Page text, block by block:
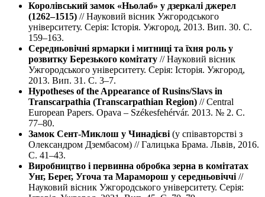
Королівський замок «Ньолаб» у дзеркалі джерел
(1262–1515) // Науковий вісник Ужгородського
університету. Серія: Історія. Ужгород, 2013. Вип. 30. С.
159–163.
Середньовічні ярмарки і митниці та їхня роль у
розвитку Березького комітату // Науковий вісник
Ужгородського університету. Серія: Історія. Ужгород,
2013. Вип. 31. С. 3–7.
Hypotheses of the Appearance of Rusins/Slavs in
Transcarpathia (Transcarpathian Region) // Central
European Papers. Opava – Székesfehérvár. 2013. № 2. С.
77–80.
Замок Сент-Миклош у Чинадієві (у співавторстві з
Олександром Дзембасом) // Галицька Брама. Львів, 2016.
С. 41–43.
Виробництво і первинна обробка зерна в комітатах
Унг, Берег, Угоча та Мараморош у середньовіччі //
Науковий вісник Ужгородського університету. Серія: